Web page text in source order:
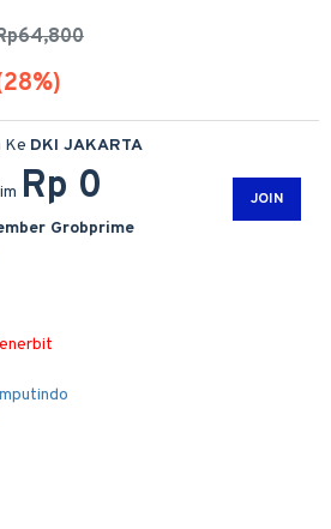
Ke DKI JAKARTA
Rp 0
Grobprime
JOIN